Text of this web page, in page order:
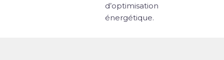
d’optimisation
énergétique.